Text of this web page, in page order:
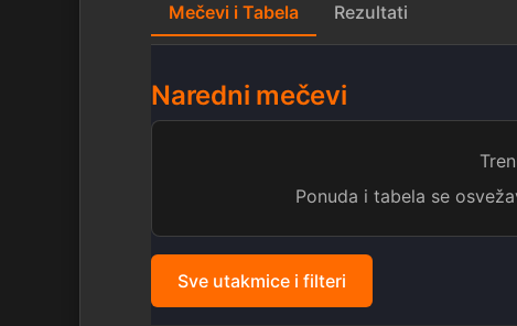
Mečevi i Tabela Rezultati
Naredni mečevi
Ponuda i tabela se
Sve utakmice i filteri